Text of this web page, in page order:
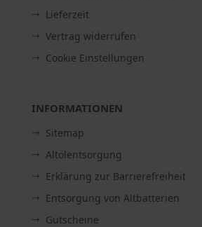
Lieferzeit
Vertrag widerrufen
Cookie Einstellungen
INFORMATIONEN
Sitemap
Altölentsorgung
Erklärung zur Barrierefreiheit
Entsorgung von Altbatterien
Gutscheine